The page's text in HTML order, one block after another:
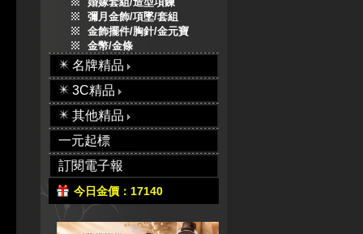
彌月金飾/項墜/套組
金飾擺件/胸針/金元寶
金幣/金條
名牌精品
3C精品
其他精品
一元起標
訂閱電子報
今日金價：17140